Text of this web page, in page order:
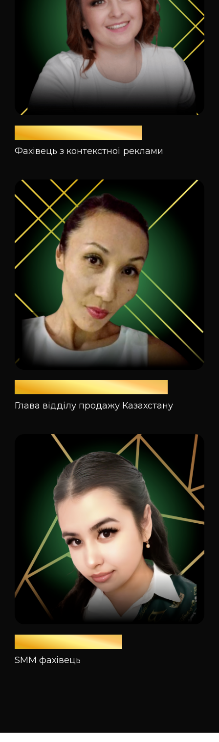
Оксана Присяжнюк
Фахівець з контекстної реклами
Сулейманова Гульміра
Глава відділу продажу Казахстану
Аюпова Аделіна
SMM фахівець